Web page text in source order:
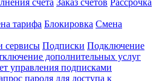
счета Заказ счетов Рассрочка
тарифа Блокировка Смена
сервисы Подписки Подключение
дополнительных услуг
управления подписками
пароля для доступа к